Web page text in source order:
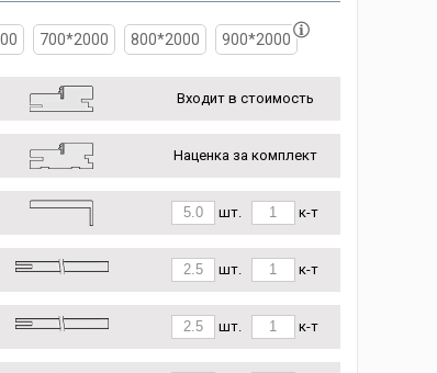
700*2000 800*2000 900*2000
Входит в стоимость
Наценка за комплект
шт. к-т
шт. к-т
шт. к-т